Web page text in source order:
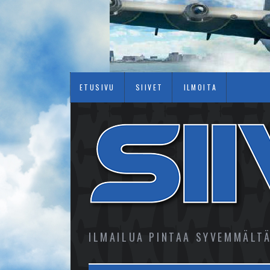
ETUSIVU SIIVET ILMOITA
ILMAILUA PINTAA